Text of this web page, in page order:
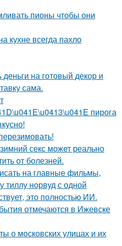
пионы чтобы они
кухне всегда пахло
на готовый декор и
сама.
пирога
секс может реально
от болезней.
на главные фильмы,
тиллу норвуд с одной
это полностью ИИ.
отмечаются в Ижевске
о московских улицах и их